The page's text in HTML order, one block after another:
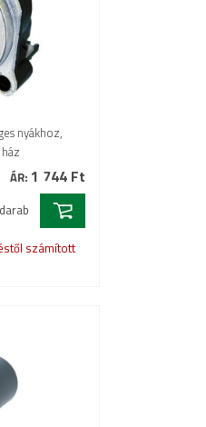
nyákhoz,
ÁR: 1 744 Ft
számított